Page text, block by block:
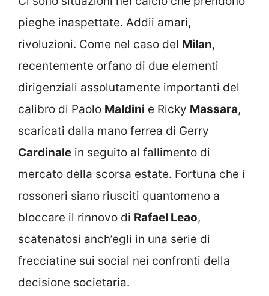
pieghe inaspettate. Addii amari,
rivoluzioni. Come nel caso del Milan,
recentemente orfano di due elementi
dirigenziali assolutamente importanti del
calibro di Paolo Maldini e Ricky Massara,
scaricati dalla mano ferrea di Gerry
Cardinale in seguito al fallimento di
mercato della scorsa estate. Fortuna che i
rossoneri siano riusciti quantomeno a
bloccare il rinnovo di Rafael Leao,
scatenatosi anch’egli in una serie di
frecciatine sui social nei confronti della
decisione societaria.